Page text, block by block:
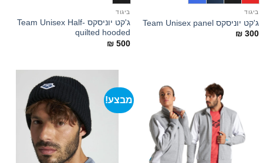
ביגוד
ג'קט יוניסקס Team Unisex panel
₪ 300
ביגוד
ג'קט יוניסקס Team Unisex Half-
quilted hooded
₪ 500
מבצע!